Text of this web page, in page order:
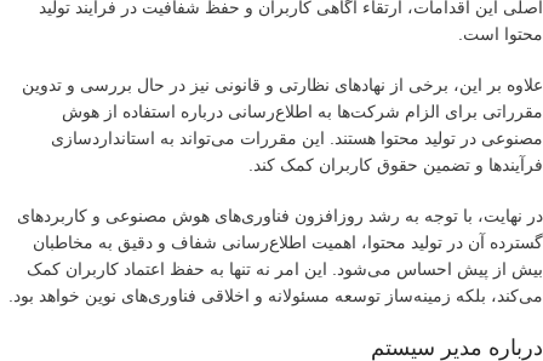
اصلی این اقدامات، ارتقاء آگاهی کاربران و حفظ شفافیت در فرآیند تولید
محتوا است.
علاوه بر این، برخی از نهادهای نظارتی و قانونی نیز در حال بررسی و تدوین
مقرراتی برای الزام شرکت‌ها به اطلاع‌رسانی درباره استفاده از هوش
مصنوعی در تولید محتوا هستند. این مقررات می‌تواند به استانداردسازی
فرآیندها و تضمین حقوق کاربران کمک کند.
در نهایت، با توجه به رشد روزافزون فناوری‌های هوش مصنوعی و کاربردهای
گسترده آن در تولید محتوا، اهمیت اطلاع‌رسانی شفاف و دقیق به مخاطبان
بیش از پیش احساس می‌شود. این امر نه تنها به حفظ اعتماد کاربران کمک
می‌کند، بلکه زمینه‌ساز توسعه مسئولانه و اخلاقی فناوری‌های نوین خواهد بود.
درباره مدیر سیستم